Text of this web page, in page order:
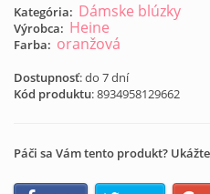
Kategória: Dámske blúzky
Výrobca: Heine
Farba: oranžová
Dostupnosť: do 7 dní
Kód produktu:8934958129662
Páči sa Vám tento produkt?